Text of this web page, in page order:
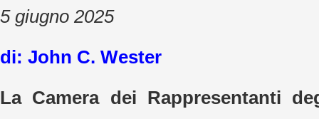
5 giugno 2025
di: John C. Wester
La Camera dei Rappresentanti